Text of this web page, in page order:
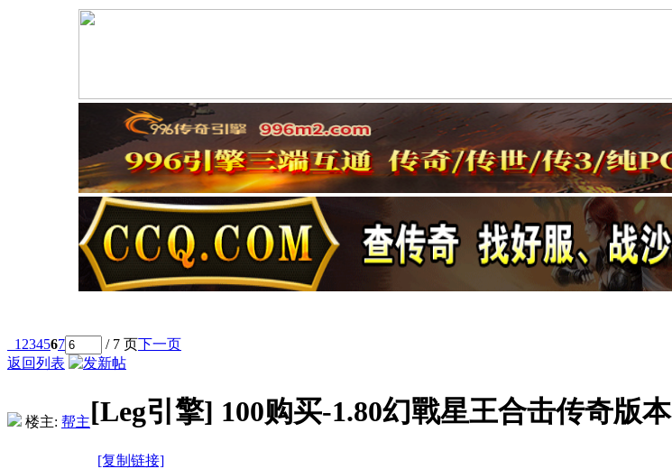
1 234567 / 7 页下一页
返回列表
楼主: 帮主[Leg引擎] 100购买-1.80幻戰星王合击传奇版本
[复制链接]